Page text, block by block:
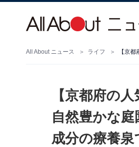
All About ニュース ライフ
【京都府の
自然豊かな
成分の療養